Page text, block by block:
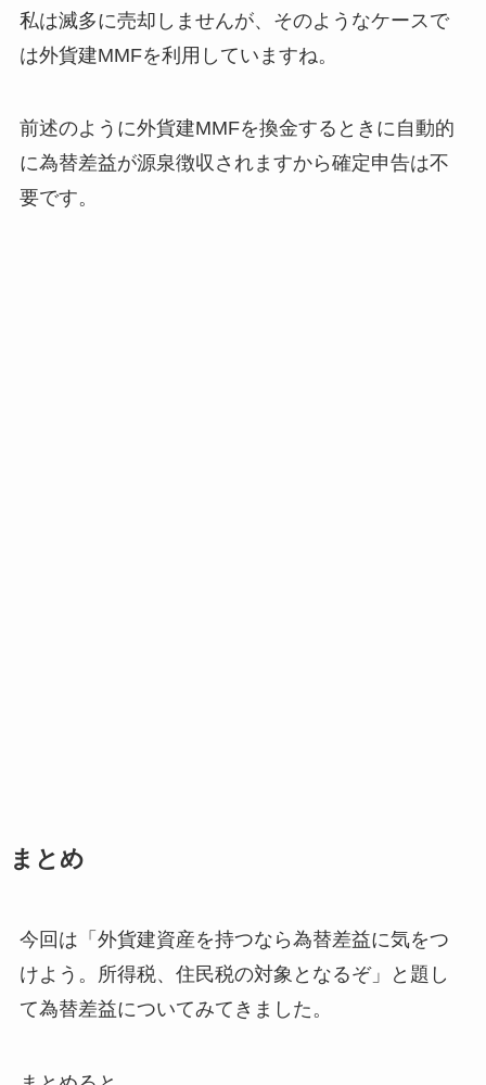
私は滅多に売却しませんが、そのようなケースで
は外貨建MMFを利用していますね。
前述のように外貨建MMFを換金するときに自動的
に為替差益が源泉徴収されますから確定申告は不
要です。
まとめ
今回は「外貨建資産を持つなら為替差益に気をつ
けよう。所得税、住民税の対象となるぞ」と題し
て為替差益についてみてきました。